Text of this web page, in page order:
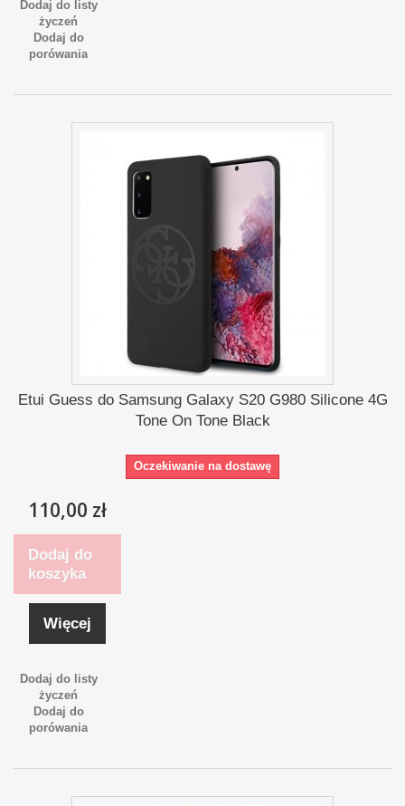
Dodaj do listy
życzeń
Dodaj do
porówania
Etui Guess do Samsung Galaxy S20 G980 Silicone 4G
Tone On Tone Black
Oczekiwanie na dostawę
110,00 zł
Dodaj do
koszyka
Więcej
Dodaj do listy
życzeń
Dodaj do
porówania